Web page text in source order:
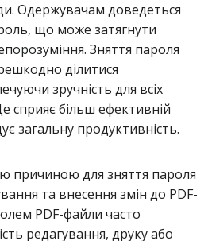
Одержувачам доведеться
що може затягнути
Зняття пароля
ділитися
зручність для всіх
сприяє більш ефективній
загальну продуктивність.
причиною для зняття пароля
та внесення змін до PDF-
PDF-файли часто
редагування, друку або